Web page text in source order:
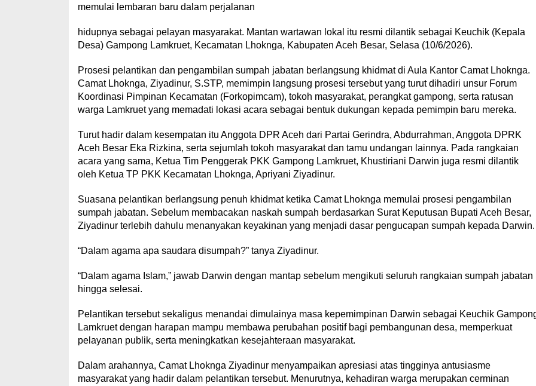
memulai lembaran baru dalam perjalanan
hidupnya sebagai pelayan masyarakat. Mantan wartawan lokal itu resmi dilantik sebagai Keuchik (Kepala
Desa) Gampong Lamkruet, Kecamatan Lhoknga, Kabupaten Aceh Besar, Selasa (10/6/2026).
Prosesi pelantikan dan pengambilan sumpah jabatan berlangsung khidmat di Aula Kantor Camat Lhoknga.
Camat Lhoknga, Ziyadinur, S.STP, memimpin langsung prosesi tersebut yang turut dihadiri unsur Forum
Koordinasi Pimpinan Kecamatan (Forkopimcam), tokoh masyarakat, perangkat gampong, serta ratusan
warga Lamkruet yang memadati lokasi acara sebagai bentuk dukungan kepada pemimpin baru mereka.
Turut hadir dalam kesempatan itu Anggota DPR Aceh dari Partai Gerindra, Abdurrahman, Anggota DPRK
Aceh Besar Eka Rizkina, serta sejumlah tokoh masyarakat dan tamu undangan lainnya. Pada rangkaian
acara yang sama, Ketua Tim Penggerak PKK Gampong Lamkruet, Khustiriani Darwin juga resmi dilantik
oleh Ketua TP PKK Kecamatan Lhoknga, Apriyani Ziyadinur.
Suasana pelantikan berlangsung penuh khidmat ketika Camat Lhoknga memulai prosesi pengambilan
sumpah jabatan. Sebelum membacakan naskah sumpah berdasarkan Surat Keputusan Bupati Aceh Besar,
Ziyadinur terlebih dahulu menanyakan keyakinan yang menjadi dasar pengucapan sumpah kepada Darwin.
“Dalam agama apa saudara disumpah?” tanya Ziyadinur.
“Dalam agama Islam,” jawab Darwin dengan mantap sebelum mengikuti seluruh rangkaian sumpah jabatan
hingga selesai.
Pelantikan tersebut sekaligus menandai dimulainya masa kepemimpinan Darwin sebagai Keuchik
Lamkruet dengan harapan mampu membawa perubahan positif bagi pembangunan desa, memperkuat
pelayanan publik, serta meningkatkan kesejahteraan masyarakat.
Dalam arahannya, Camat Lhoknga Ziyadinur menyampaikan apresiasi atas tingginya antusiasme
masyarakat yang hadir dalam pelantikan tersebut. Menurutnya, kehadiran warga merupakan cerminan